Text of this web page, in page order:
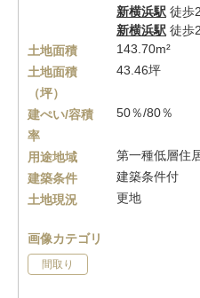
新横浜駅 徒歩
新横浜駅 徒歩
土地面積
143.70m²
土地面積
（坪）
43.46坪
建ぺい/容積
率
50％/80％
用途地域
第一種低層住
建築条件
建築条件付
土地現況
更地
画像カテゴリ
間取り